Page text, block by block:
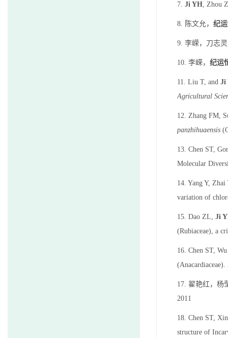
7. Ji YH, Zhou
8. 陈文允， 纪
9. 李嵘，刀志
10. 李嵘， 纪运
11. Liu T, and Ji
Agricultural
12. Zhang FM,
panzhihuaensis
13. Chen ST,
Molecular
14. Yang Y,
variation of
15. Dao ZL, Ji
(Rubiaceae), a
16. Chen ST,
(Anacardiaceae).
17. 翟艳红，杨
2011
18. Chen ST,
structure of